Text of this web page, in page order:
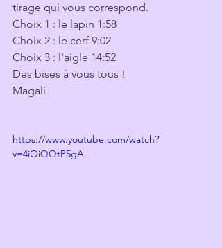
tirage qui vous correspond.
Choix 1 : le lapin 1:58
Choix 2 : le cerf 9:02
Choix 3 : l'aigle 14:52
Des bises à vous tous !
Magali
https://www.youtube.com/watch?
v=4iOiQQtP5gA